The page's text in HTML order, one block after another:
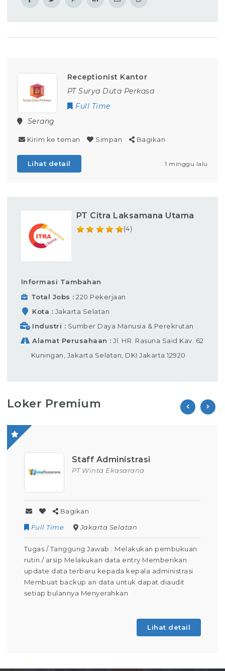
Receptionist Kantor
PT Surya Duta Perkasa
Full Time
Serang
Kirim ke teman Simpan Bagikan
Lihat detail 1 minggu lalu
PT Citra Laksamana Utama
(4)
Informasi Tambahan
Total Jobs
220 Pekerjaan
Kota
Jakarta Selatan
Industri
Sumber Daya Manusia & Perekrutan
Alamat Perusahaan
Jl. HR. Rasuna Said Kav. 62
Kuningan, Jakarta Selatan, DKI Jakarta 12920
Loker Premium
Staff Administrasi
PT Winta Ekasarana
Bagikan
Full Time
Jakarta Selatan
Tugas / Tanggung Jawab : Melakukan pembukuan
rutin / arsip Melakukan data entry Memberikan
update data terbaru kepada kepala administrasi
Membuat backup an data untuk dapat diaudit
setiap bulannya Menyerahkan
Lihat detail